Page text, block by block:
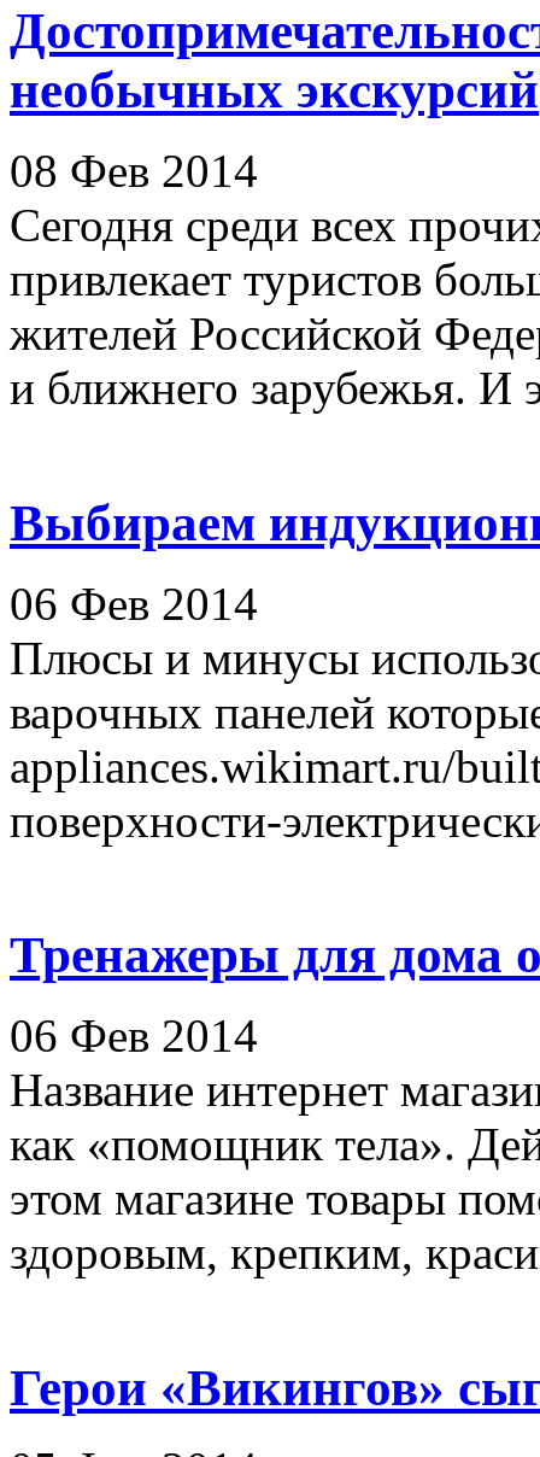
необычных экскурсий
08 Фев 2014
Сегодня среди всех
привлекает туристов
жителей Российской
и ближнего зарубежья. И
Выбираем
06 Фев 2014
Плюсы и минусы
варочных панелей
appliances.wikimart.ru/
поверхности-
Тренажеры для дома
06 Фев 2014
Название интернет
как «помощник тела».
этом магазине товары
здоровым, крепким,
Герои «Викингов»